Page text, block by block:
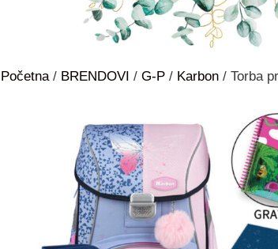
Početna/ BRENDOVI / G-P / Karbon / Torba